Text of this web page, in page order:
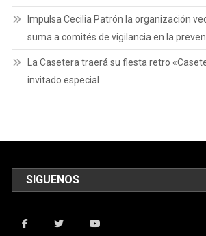
Impulsa Cecilia Patrón la organización
suma a comités de vigilancia en la
La Casetera traerá su fiesta retro
invitado especial
SIGUENOS